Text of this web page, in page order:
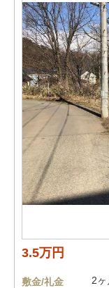
3.5万円
敷金/礼金
2ヶ